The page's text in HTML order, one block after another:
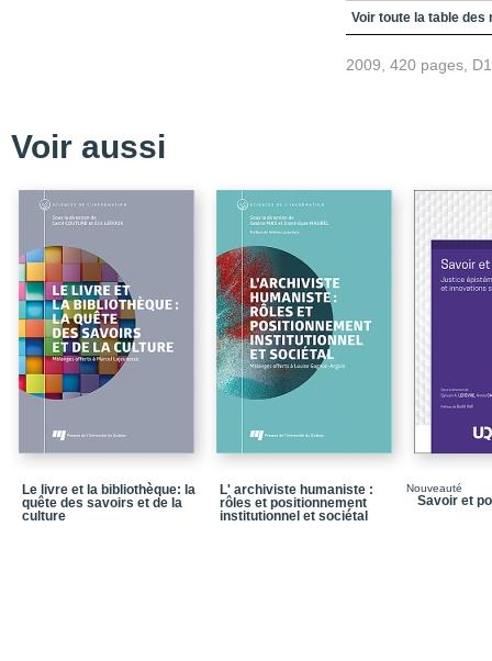
Avant-propos
Les défis de
Partie 2 -
Culture, archives et
Partie 3 -
La pratique
Partie 4 - Les archives
Les apports du droit
normalisationen
La valeur de
Mémoire et archives
Voir toute la table des
2009, 420 pages,
Voir aussi
Le livre et la bibliothèque: la
quête des savoirs et de la
culture
L' archiviste humaniste :
rôles et positionnement
institutionnel et sociétal
Nouveauté
Savoir et